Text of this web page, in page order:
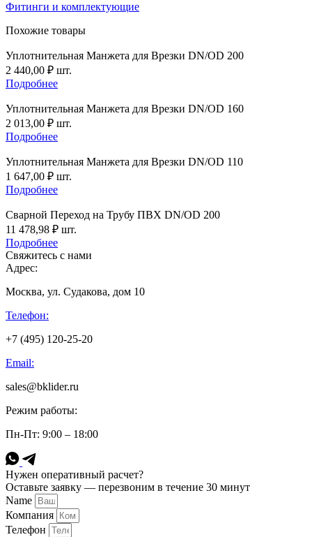
Фитинги и комплектующие
Похожие товары
Уплотнительная Манжета для Врезки DN/OD 200
2 440,00 ₽ шт.
Подробнее
Уплотнительная Манжета для Врезки DN/OD 160
2 013,00 ₽ шт.
Подробнее
Уплотнительная Манжета для Врезки DN/OD 110
1 647,00 ₽ шт.
Подробнее
Сварной Переход на Трубу ПВХ DN/OD 200
11 478,98 ₽ шт.
Подробнее
Свяжитесь с нами
Адрес:
Москва, ул. Судакова, дом 10
Телефон:
+7 (495) 120-25-20
Email:
sales@bklider.ru
Режим работы:
Пн-Пт: 9:00 – 18:00
Нужен оперативный расчет?
Оставьте заявку — перезвоним в течение 30 минут
Name
Компания
Телефон